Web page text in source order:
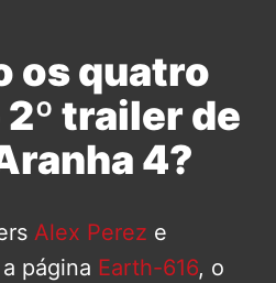
os quatro
trailer de
4?
Alex Perez e
página Earth-616, o